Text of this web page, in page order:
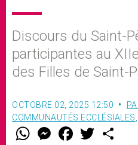
Discours du Saint-
participantes au
des Filles de Saint-
OCTOBRE 02, 2025 12:50
COMMUNAUTÉS ECCLÉSIALES
W M
e
F
a w